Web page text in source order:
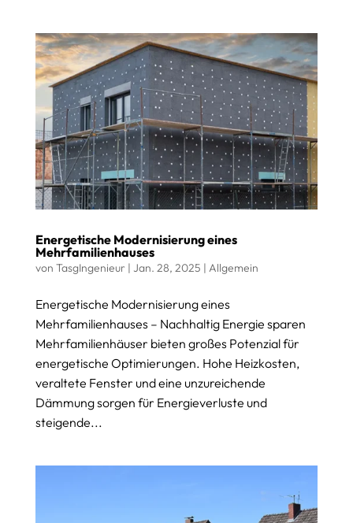
Energetische Modernisierung eines
Mehrfamilienhauses
von TasgIngenieur | Jan. 28, 2025 | Allgemein
Energetische Modernisierung eines
Mehrfamilienhauses – Nachhaltig Energie sparen
Mehrfamilienhäuser bieten großes Potenzial für
energetische Optimierungen. Hohe Heizkosten,
veraltete Fenster und eine unzureichende
Dämmung sorgen für Energieverluste und
steigende...